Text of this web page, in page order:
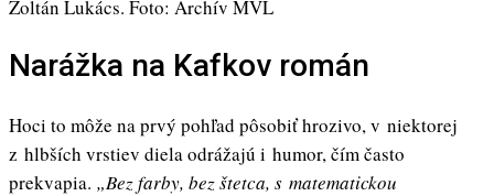
Zoltán Lukács. Foto: Archív MVL
Narážka na Kafkov román
Hoci to môže na prvý pohľad pôsobiť hrozivo, v niektorej
z hlbších vrstiev diela odrážajú i humor, čím často
prekvapia. „Bez farby, bez štetca, s matematickou